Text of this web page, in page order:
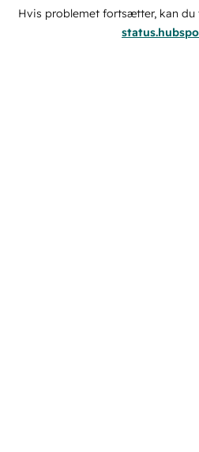
Hvis problemet fortsætter, kan du